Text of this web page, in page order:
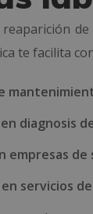
te facilita
diagnosis
empresas de
servicios